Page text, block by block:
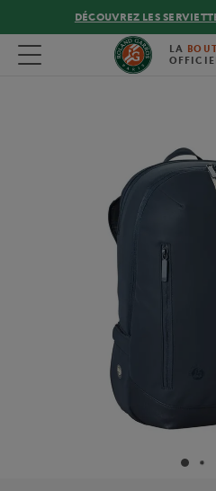
DÉCOUVREZ LES
Toggle navigation LA